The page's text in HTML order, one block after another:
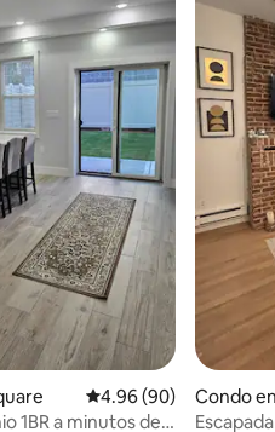
Calificación
4.96 (90)
1BR a minutos de
Condo